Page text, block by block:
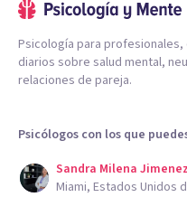
Psicología para
diarios sobre salud mental,
relaciones de pareja.
Psicólogos con los que
Sandra Milena
Miami, Estados Unidos